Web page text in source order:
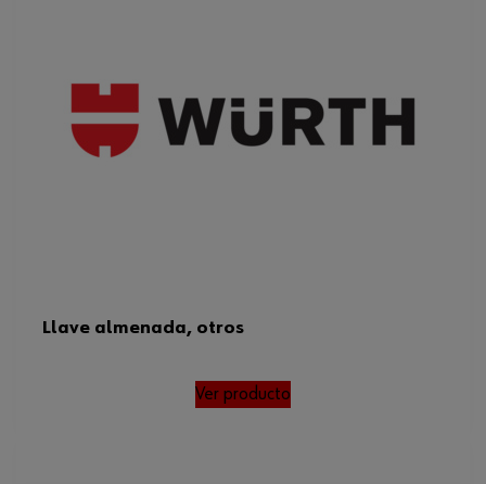
Llave almenada, otros
Ver producto